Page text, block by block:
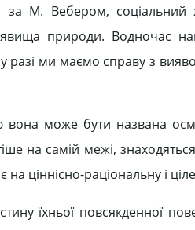
М. Вебером, соціальний
природи. Водночас
ми маємо справу з
вона може бути названа
на самій межі,
на ціннісно-раціональну і
їхньої повсякденної